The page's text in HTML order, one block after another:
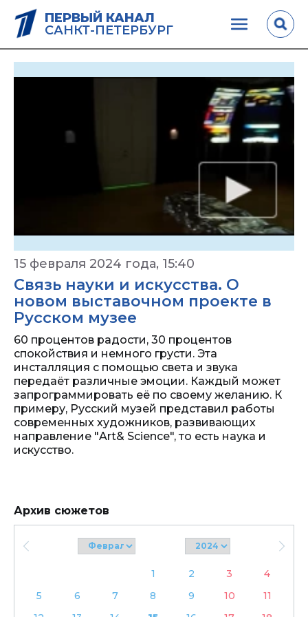
ПЕРВЫЙ КАНАЛ
САНКТ-ПЕТЕРБУРГ
15 февраля 2024 года, 15:40
Связь науки и искусства. О
новом выставочном проекте в
Русском музее
60 процентов радости, 30 процентов
спокойствия и немного грусти. Эта
инсталляция с помощью света и звука
передаёт различные эмоции. Каждый может
запрограммировать её по своему желанию. К
примеру, Русский музей представил работы
современных художников, развивающих
направление "Art& Science", то есть наука и
искусство.
Архив сюжетов
1 2 3
4
5
6 7 8 9 10
11